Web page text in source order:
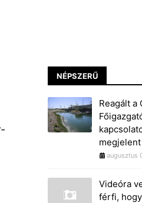
NÉPSZERŰ
Reagált a
augusztus
Videóra
férfi,